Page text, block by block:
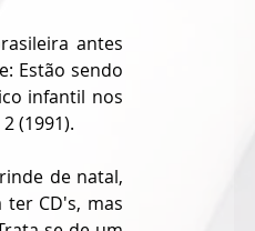
antes
Estão sendo
infantil nos
(1991).
de natal,
CD's, mas